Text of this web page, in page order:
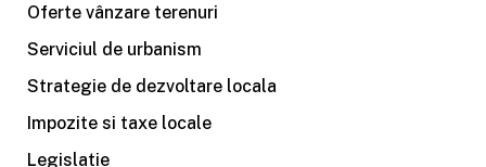
Oferte vânzare terenuri
Serviciul de urbanism
Strategie de dezvoltare locala
Impozite si taxe locale
Legislatie